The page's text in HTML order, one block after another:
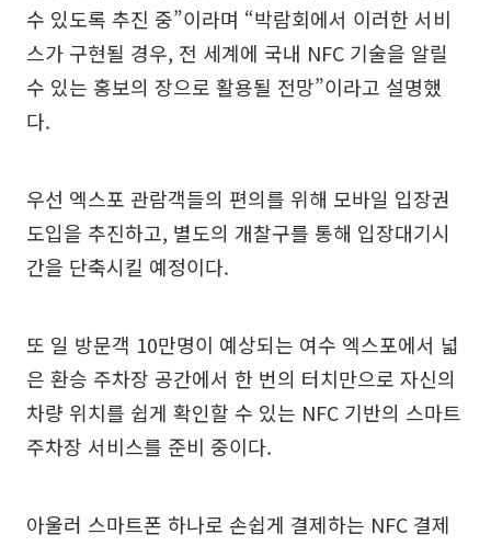
수 있도록 추진 중”이라며 “박람회에서 이러한 서비
스가 구현될 경우, 전 세계에 국내 NFC 기술을 알릴
수 있는 홍보의 장으로 활용될 전망”이라고 설명했
다.
우선 엑스포 관람객들의 편의를 위해 모바일 입장권
도입을 추진하고, 별도의 개찰구를 통해 입장대기시
간을 단축시킬 예정이다.
또 일 방문객 10만명이 예상되는 여수 엑스포에서 넓
은 환승 주차장 공간에서 한 번의 터치만으로 자신의
차량 위치를 쉽게 확인할 수 있는 NFC 기반의 스마트
주차장 서비스를 준비 중이다.
아울러 스마트폰 하나로 손쉽게 결제하는 NFC 결제